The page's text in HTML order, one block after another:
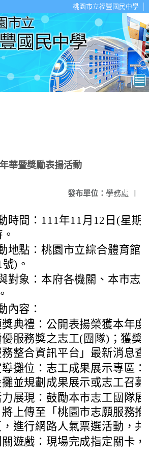
桃園市立福豐國民中學
華暨獎勵表揚活動
發布單位： 學務處 |
時間：111年11月12日(星期
地點：桃園市立綜合體育館
)。
對象：本府各機關、本市志
內容：
典禮：公開表揚榮獲本年
優服務獎之志工(團隊)；獲獎
務整合資訊平台」最新消息
導攤位：志工成果展示專區
攤並規劃成果展示或志工召
力展現：鼓勵本市志工團隊
將上傳至「桃園市志願服務
，進行網路人氣票選活動，
關遊戲：現場完成指定關卡